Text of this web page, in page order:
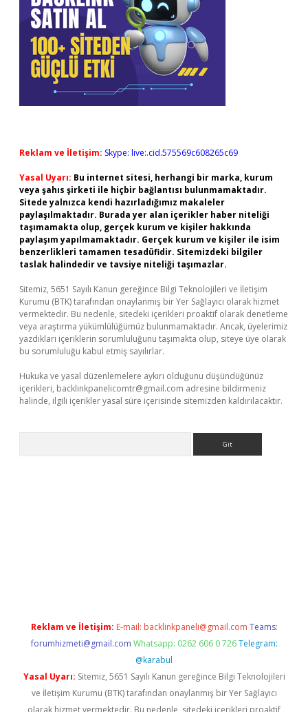
Reklam ve İletişim: Skype: live:.cid.575569c608265c69
Yasal Uyarı: Bu internet sitesi, herhangi bir marka, kurum
veya şahıs şirketi ile hiçbir bağlantısı bulunmamaktadır.
Sitede yalnızca kendi hazırladığımız makaleler
paylaşılmaktadır. Burada yer alan içerikler haber niteliği
taşımamakta olup, gerçek kurum ve kişiler hakkında
paylaşım yapılmamaktadır. Gerçek kurum ve kişiler ile isim
benzerlikleri tamamen tesadüfidir. Sitemizdeki bilgiler
taslak halindedir ve tavsiye niteliği taşımazlar.
Sitemiz, 5651 Sayılı Kanun gereğince Bilgi Teknolojileri ve İletişim
Kurumu (BTK) tarafından onaylanmış bir Yer Sağlayıcı olarak hizmet
vermektedir. Bu nedenle, sitedeki içerikleri proaktif olarak denetleme
veya araştırma yükümlülüğümüz bulunmamaktadır. Ancak, üyelerimiz
yazdıkları içeriklerin sorumluluğunu taşımakta olup, siteye üye olarak
bu sorumluluğu kabul etmiş sayılırlar.
Hukuka ve yasal düzenlemelere aykırı olduğunu düşündüğünüz
içerikleri, backlinkpanelicomtr@gmail.com adresine bildirmeniz
halinde, ilgili içerikler yasal süre içerisinde sitemizden kaldırılacaktır.
Reklam ve İletişim: E-mail: backlinkpaneli@gmail.com Teams:
forumhizmeti@gmail.com Whatsapp: 0262 606 0 726 Telegram:
@karabul
Yasal Uyarı: Sitemiz, 5651 Sayılı Kanun gereğince Bilgi Teknolojileri
ve İletişim Kurumu (BTK) tarafından onaylanmış bir Yer Sağlayıcı
olarak hizmet vermektedir. Bu nedenle, sitedeki içerikleri proaktif